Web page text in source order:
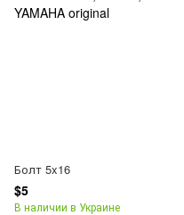
Болт 5x16
$5
В наличии в Украине